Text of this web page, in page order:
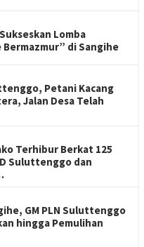
Lomba
Bermazmur” di Sangihe
Petani Kacang
Jalan Desa Telah
Terhibur Berkat 125
Suluttenggo dan
GM PLN Suluttenggo
hingga Pemulihan